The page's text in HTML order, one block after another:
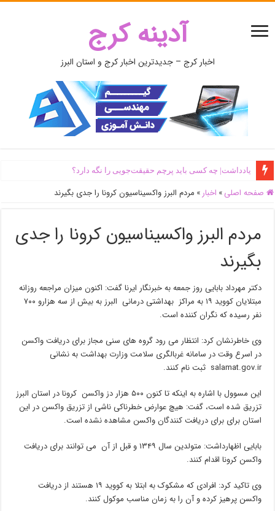
آدینه کرج
اخبار کرج – جدیدترین اخبار کرج و استان البرز
یادداشت| ‌چه کسی باید پرچم حقیقت‌جویی را نگه دارد؟
صفحه اصلی » اخبار » مردم البرز واکسیناسیون کرونا را جدی بگیرند
مردم البرز واکسیناسیون کرونا را جدی
بگیرند
دکتر مهرداد بابایی روز جمعه به خبرنگار ایرنا گفت: اکنون میزان مراجعه روزانه
مبتلایان کووید ۱۹ به مراکز بهداشتی درمانی البرز به بیش از سه هزارو ۷۰۰
نفر رسیده که نگران کننده است.
وی خاطرنشان کرد: انتظار می رود گروه های سنی مجاز برای دریافت واکسن
در اسرع وقت در سامانه غربالگری سلامت وزارت بهداشت به نشانی
salamat.gov.ir ثبت نام کنند.
این مسوول با اشاره به اینکه تا کنون ۵۰۰ هزار دز واکسن کرونا در استان البرز
تزریق شده است، گفت: هیچ عوارض خطرناکی ناشی از تزریق واکسن در این
استان برای برای دریافت کنندگان واکسن مشاهده نشده است.
بابایی اظهارداشت: متولدین سال ۱۳۴۹ و قبل از آن می توانند برای دریافت
واکسن کرونا اقدام کنند.
وی تاکید کرد: افرادی که مشکوک به ابتلا به کووید ۱۹ هستند از دریافت
واکسن پرهیز کرده و آن را به زمان مناسب موکول کنند.